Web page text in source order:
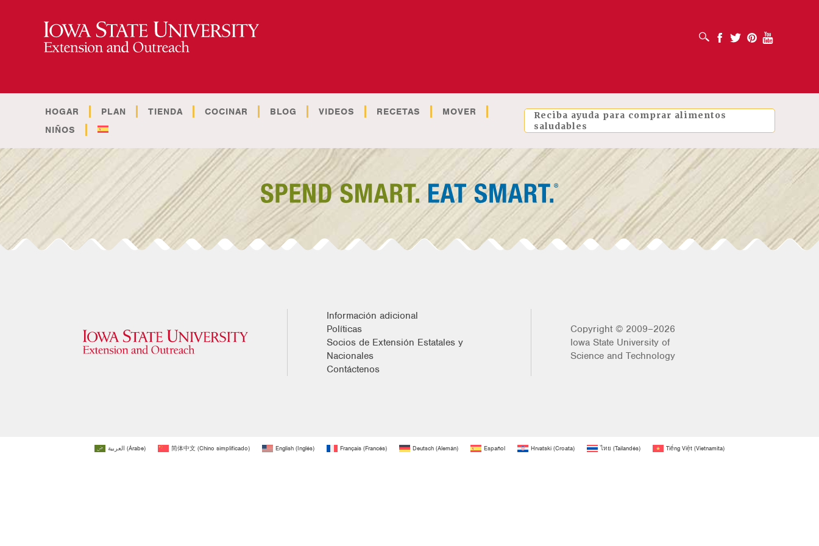
ABRIR CUADRO DE BÚSQUEDA
Facebook
Twitter PinterestYoutube
HOGAR PLAN TIENDA COCINAR BLOG VIDEOS RECETAS
MOVER
NIÑOS
Reciba ayuda para comprar alimentos
saludables
Información adicional
Políticas
Socios de Extensión Estatales y
Nacionales
Contáctenos
Copyright © 2009–2026
Iowa State University of
Science and Technology
العربية (Árabe) 简体中文 (Chino simplificado) English (Inglés) Français (Francés) Deutsch (Alemán) Español Hrvatski (Croata) ไทย (Tailandés) Tiếng Việt (Vietnamita)